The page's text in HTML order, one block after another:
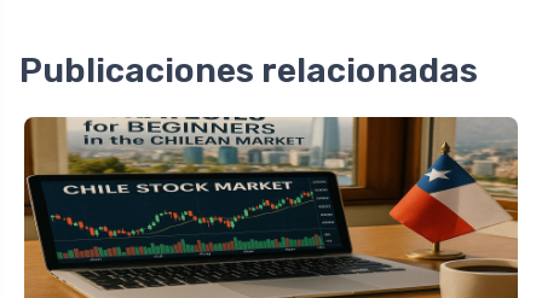
Publicaciones relacionadas